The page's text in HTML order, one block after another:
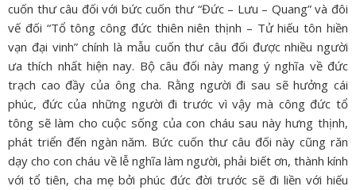
cuốn thư câu đối với bức cuốn thư “Đức – Lưu – Quang” và đôi
vế đối “Tổ tông công đức thiên niên thịnh – Tử hiếu tôn hiền
vạn đại vinh” chính là mẫu cuốn thư câu đối được nhiều người
ưa thích nhất hiện nay. Bộ câu đối này mang ý nghĩa về đức
trạch cao đầy của ông cha. Rằng người đi sau sẽ hưởng cái
phúc, đức của những người đi trước vì vậy mà công đức tổ
tông sẽ làm cho cuộc sống của con cháu sau này hưng thịnh,
phát triển đến ngàn năm. Bức cuốn thư câu đối này cũng răn
dạy cho con cháu về lễ nghĩa làm người, phải biết ơn, thành kính
với tổ tiên, cha mẹ bởi phúc đức đời trước sẽ đi liền với hiếu